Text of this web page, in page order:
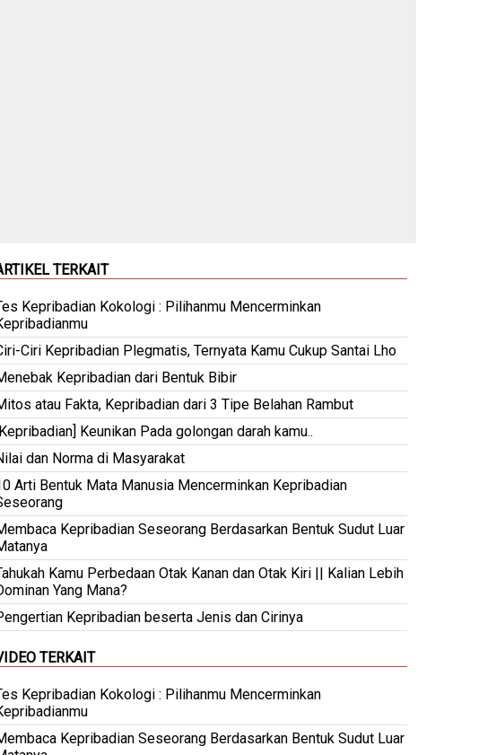
TERKAIT
Kepribadian Kokologi : Pilihanmu Mencerminkan
Ciri Kepribadian Plegmatis, Ternyata Kamu Cukup Santai Lho
Kepribadian dari Bentuk Bibir
atau Fakta, Kepribadian dari 3 Tipe Belahan Rambut
Keunikan Pada golongan darah kamu..
dan Norma di Masyarakat
Arti Bentuk Mata Manusia Mencerminkan Kepribadian
Kepribadian Seseorang Berdasarkan Bentuk Sudut Luar
Kamu Perbedaan Otak Kanan dan Otak Kiri || Kalian Lebih
Yang Mana?
Kepribadian beserta Jenis dan Cirinya
TERKAIT
Kepribadian Kokologi : Pilihanmu Mencerminkan
Kepribadian Seseorang Berdasarkan Bentuk Sudut Luar